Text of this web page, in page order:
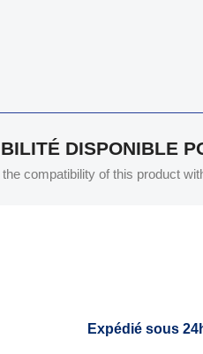
DISPONIBLE
compatibility of this product
Expédié sous